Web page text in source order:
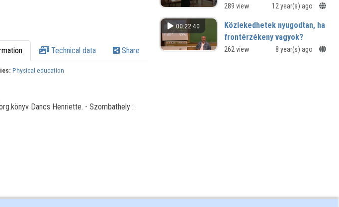
Technical data Share
Physical education
Dancs Henriette. - Szombathely :
20 éves a Societas Scientiarum
Tudományos Társaság)
289 view 12 year(s) ago
00:22:40
Közlekedhetek nyugodtan, ha
frontérzékeny vagyok?
Kutatók éjszakája, 2016
262 view 8 year(s) ago